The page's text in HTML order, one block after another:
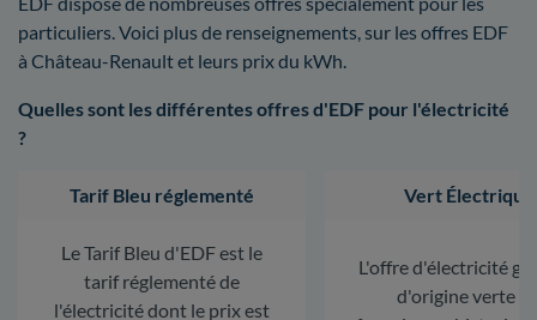
particuliers. Voici plus de renseignements, sur les offres EDF
à Château-Renault et leurs prix du kWh.
Quelles sont les différentes offres d'EDF pour l'électricité
?
Tarif Bleu réglementé
Le Tarif Bleu d'EDF est le
tarif réglementé de
l'électricité dont le prix est
Vert Électrique
L'offre d'électricité
d'origine verte